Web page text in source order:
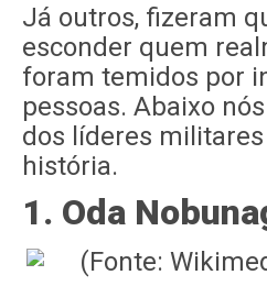
Já outros, fizeram
esconder quem
foram temidos por
pessoas. Abaixo
dos líderes
história.
1. Oda